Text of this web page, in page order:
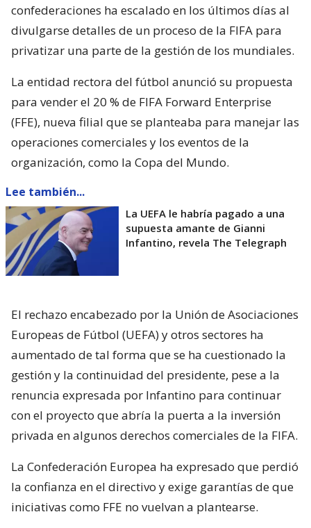
confederaciones ha escalado en los últimos días al
divulgarse detalles de un proceso de la FIFA para
privatizar una parte de la gestión de los mundiales.
La entidad rectora del fútbol anunció su propuesta
para vender el 20 % de FIFA Forward Enterprise
(FFE), nueva filial que se planteaba para manejar las
operaciones comerciales y los eventos de la
organización, como la Copa del Mundo.
Lee también...
La UEFA le habría pagado a una
supuesta amante de Gianni
Infantino, revela The Telegraph
El rechazo encabezado por la Unión de Asociaciones
Europeas de Fútbol (UEFA) y otros sectores ha
aumentado de tal forma que se ha cuestionado la
gestión y la continuidad del presidente, pese a la
renuncia expresada por Infantino para continuar
con el proyecto que abría la puerta a la inversión
privada en algunos derechos comerciales de la FIFA.
La Confederación Europea ha expresado que perdió
la confianza en el directivo y exige garantías de que
iniciativas como FFE no vuelvan a plantearse.